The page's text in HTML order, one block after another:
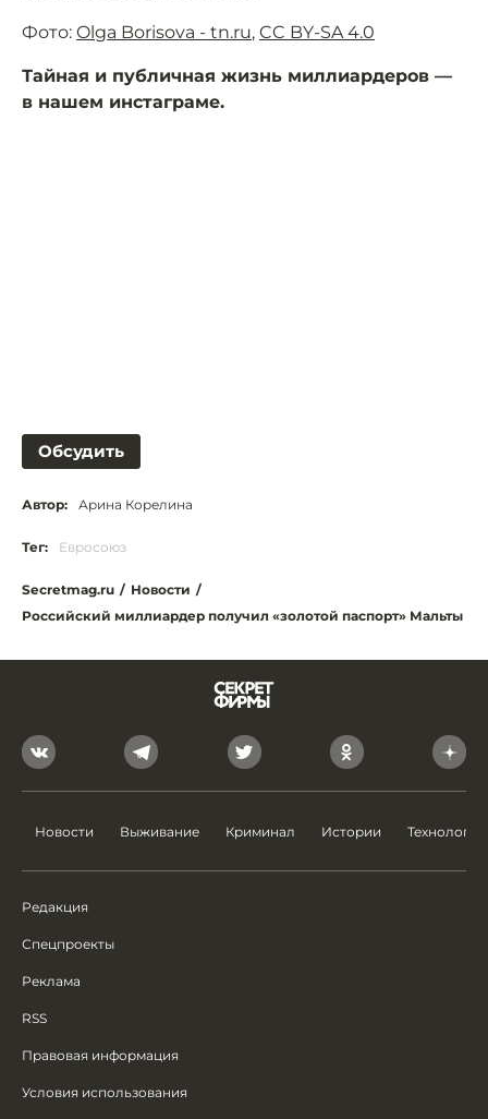
Фото: Olga Borisova - tn.ru, CC BY-SA 4.0
Тайная и публичная жизнь миллиардеров —
в нашем инстаграме.
Обсудить
Автор: Арина Корелина
Тег: Евросоюз
Secretmag.ru / Новости /
Российский миллиардер получил «золотой паспорт» Мальты
Новости Выживание Криминал Истории Технологии
Редакция
Спецпроекты
Реклама
RSS
Правовая информация
Условия использования